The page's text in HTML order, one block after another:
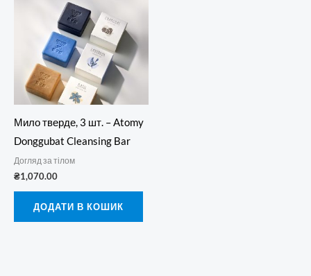
Мило тверде, 3 шт. – Atomy
Donggubat Cleansing Bar
Догляд за тілом
₴1,070.00
ДОДАТИ В КОШИК